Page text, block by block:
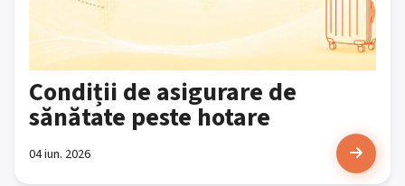
Condiții de asigurare de
sănătate peste hotare
04 iun. 2026